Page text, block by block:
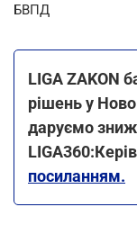
БВПД
LIGA ZAKON
рішень у
даруємо
посиланням.